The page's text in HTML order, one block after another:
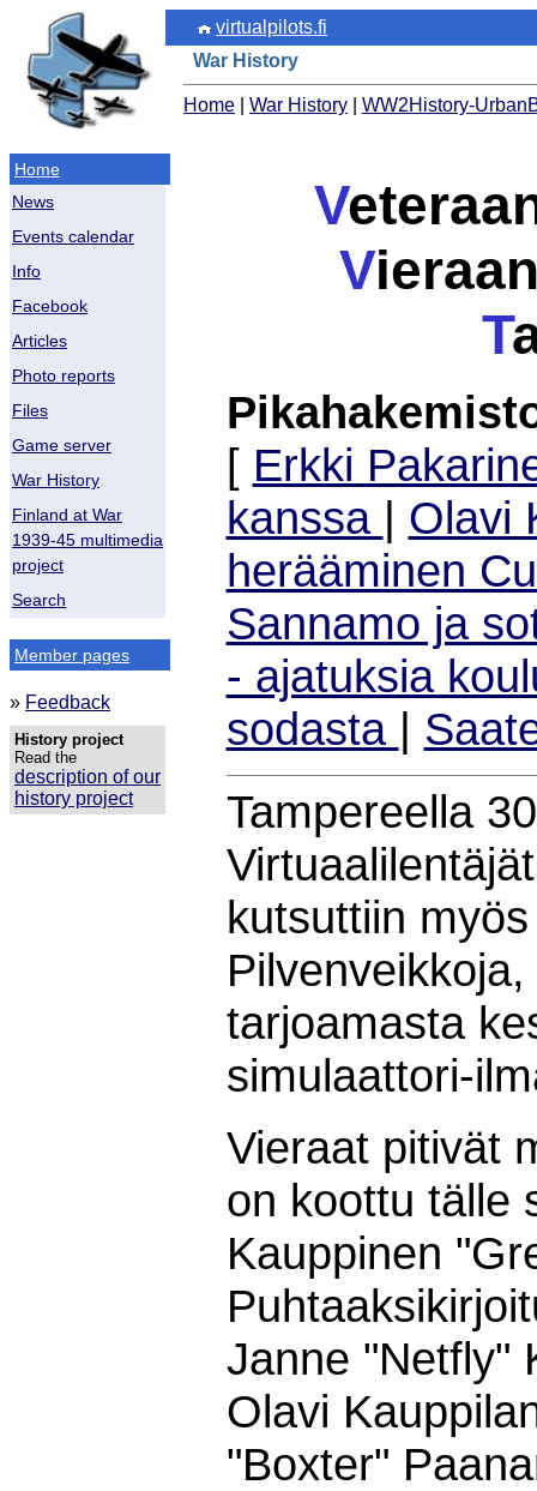
Home
News
Events calendar
Info
Facebook
Articles
Photo reports
Files
Game server
War History
Finland at War
1939-45 multimedia
project
Search
Member pages
» Feedback
History project
Read the
description of our
history project
virtualpilots.fi
War History
Home War History WW2History-
V
V
T
[ Erkki
kanssa | Olavi
herääminen
Sannamo ja
- ajatuksia
sodasta |
Tampereella
kutsuttiin
tarjoamasta
simulaattori-
Vieraat pitivät
on koottu tälle
Kauppinen
Janne "Netfly"
Olavi
"Boxter"